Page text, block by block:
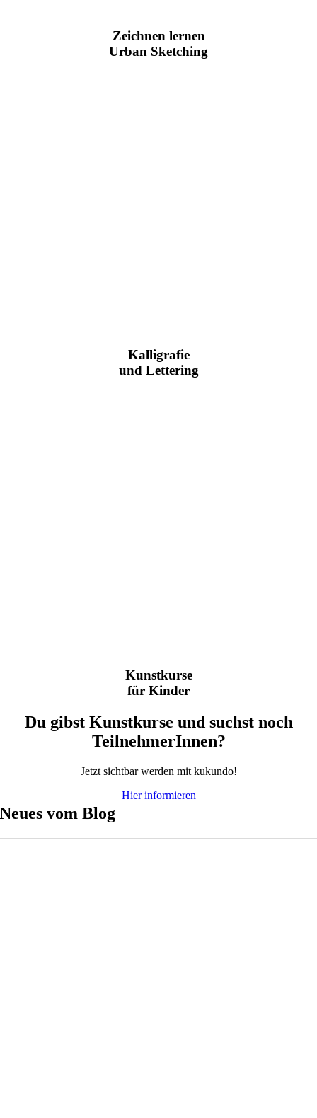
Zeichnen lernen
Urban Sketching
Kalligrafie
und Lettering
Kunstkurse
für Kinder
Du gibst Kunstkurse und suchst noch
TeilnehmerInnen?
Jetzt sichtbar werden mit kukundo!
Hier informieren
Neues vom Blog